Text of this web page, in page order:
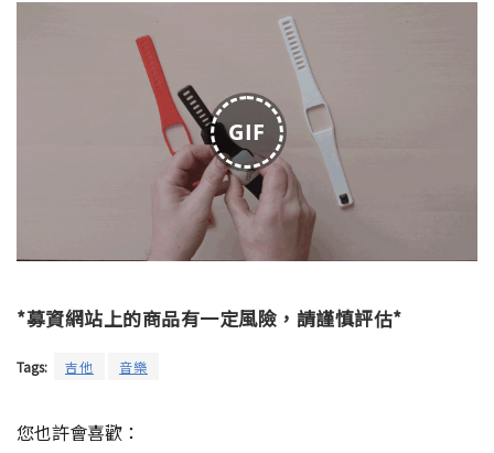
GIF
*募資網站上的商品有一定風險，請謹慎評估*
Tags: 吉他 音樂
您也許會喜歡：